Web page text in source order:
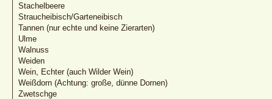
Stachelbeere
Straucheibisch/Garteneibisch
Tannen (nur echte und keine Zierarten)
Ulme
Walnuss
Weiden
Wein, Echter (auch Wilder Wein)
Weißdorn (Achtung: große, dünne Dornen)
Zwetschge